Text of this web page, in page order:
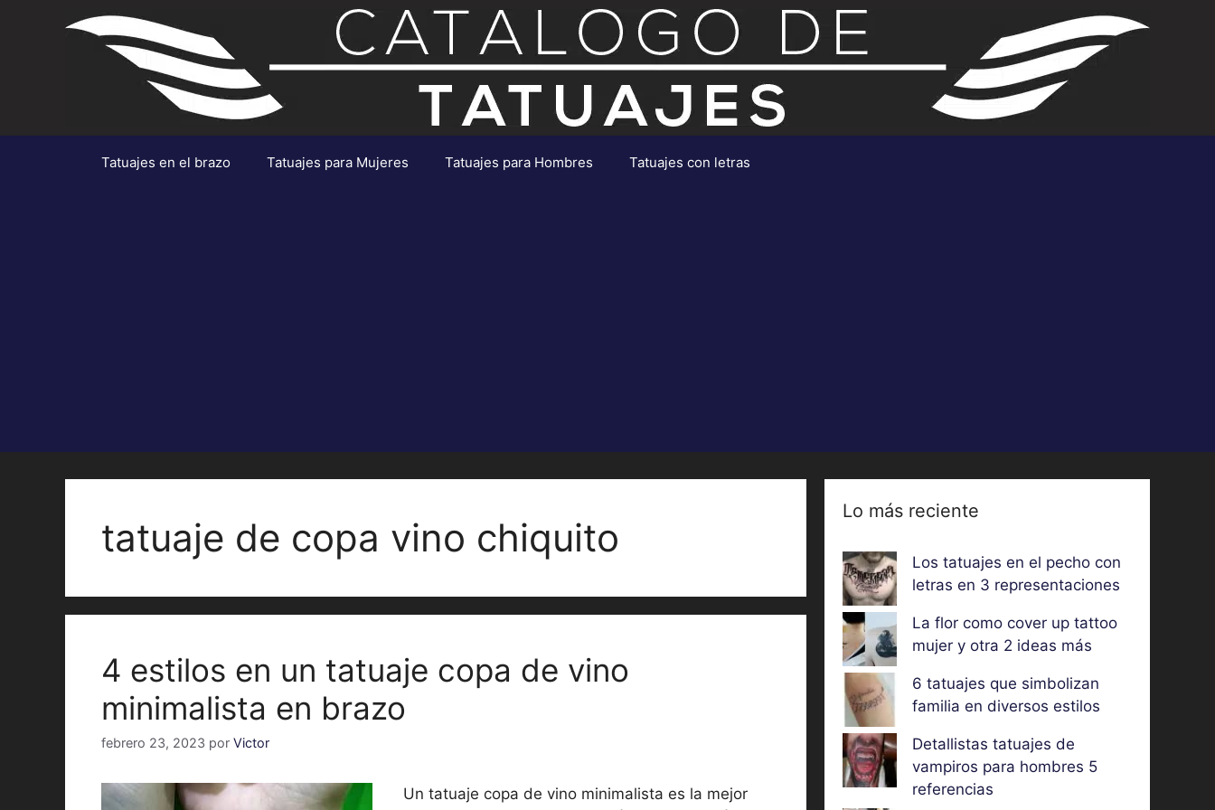
Tatuajes en el brazo Tatuajes para Mujeres Tatuajes para Hombres Tatuajes con letras
tatuaje de copa vino chiquito
4 estilos en un tatuaje copa de vino
minimalista en brazo
febrero 23, 2023 por Victor
Un tatuaje copa de vino minimalista es la mejor
Lo más reciente
Los tatuajes en el pecho con
letras en 3 representaciones
La flor como cover up tattoo
mujer y otra 2 ideas más
6 tatuajes que simbolizan
familia en diversos estilos
Detallistas tatuajes de
vampiros para hombres 5
referencias